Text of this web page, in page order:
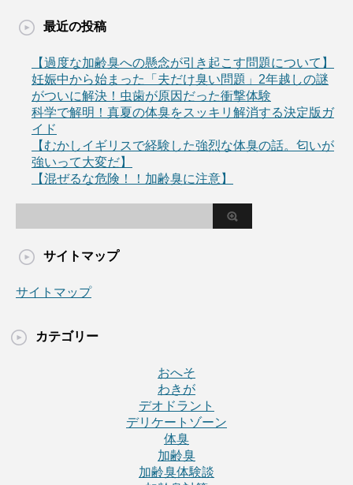
最近の投稿
【過度な加齢臭への懸念が引き起こす問題について】
妊娠中から始まった「夫だけ臭い問題」2年越しの謎
がついに解決！虫歯が原因だった衝撃体験
科学で解明！真夏の体臭をスッキリ解消する決定版ガ
イド
【むかしイギリスで経験した強烈な体臭の話。匂いが
強いって大変だ】
【混ぜるな危険！！加齢臭に注意】
サイトマップ
サイトマップ
カテゴリー
おへそ
わきが
デオドラント
デリケートゾーン
体臭
加齢臭
加齢臭体験談